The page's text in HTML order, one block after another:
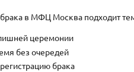
в МФЦ Москва подходит
церемонии
без очередей
брака